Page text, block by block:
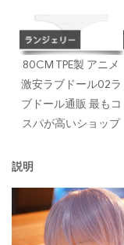
80CM TPE製 アニメ
激安ラブドール02ラ
ブドール通販 最もコ
スパが高いショップ
説明